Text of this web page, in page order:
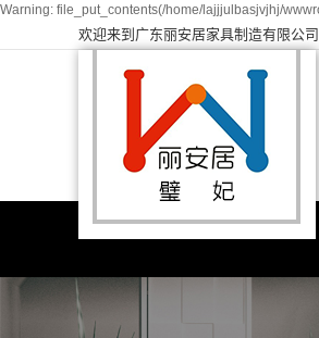
Warning: file_put_contents(/home/lajjjulbasjvjhj/
欢迎来到广东丽安居家具制造有限公司